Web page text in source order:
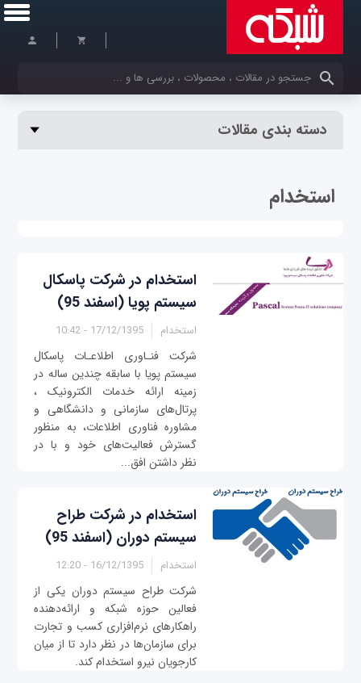
کلمات کلیدی خود را وارد کنید
دسته بندی مقالات
استخدام
استخدام در شرکت پاسکال
سیستم پویا (اسفند 95)
استخدام 17/12/1395 - 10:42
شرکت فنـاوری اطلاعـات پاسکال
سیستم پویا با سابقه چندین ساله در
زمینه ارائه خدمات الکترونیک ،
پرتال‌های سازمانی و دانشگاهی و
مشاوره فناوری اطلاعات، به منظور
گسترش فعالیت‌های خود و با در
نظر داشتن افق...
استخدام در شرکت طراح
سیستم دوران (اسفند 95)
استخدام 16/12/1395 - 12:20
شرکت طراح سیستم دوران یکی از
فعالین حوزه شبکه و ارائه‌دهنده
راهکارهای نرم‌افزاری کسب و تجارت
برای سازمان‌ها در نظر دارد تا از میان
کارجویان نیرو استخدام کند.